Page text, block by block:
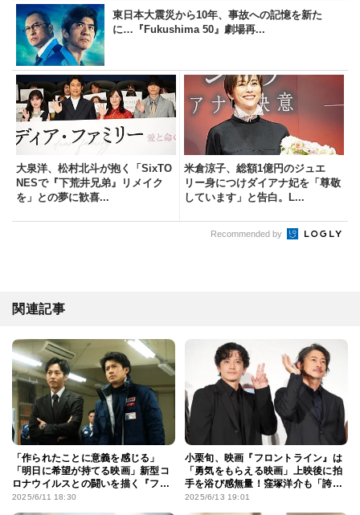
東日本大震災から10年、事故への記憶を新た
に…『Fukushima 50』劇場再...
大泉洋、松村北斗が抱く「SixTO
NESで『下荒井兄弟』リメイク
を」との夢に歓喜...
米倉涼子、総額1億円のジュエ
リー身につけダイアナ妃を「尊敬
しています」と告白。L...
Recommended by
関連記事
「作られたことに意義を感じる」
「明日に希望が持てる映画」新型コ
ロナウイルスとの闘いを描く『フロ
ントライン』で心動かされた映画
2025/6/11 18:30
小栗旬、映画『フロントライン』は
「勇気をもらえる映画」上映後に拍
手を浴び感無量！窪塚洋介も「誇り
に思う」
2025/6/13 19:01